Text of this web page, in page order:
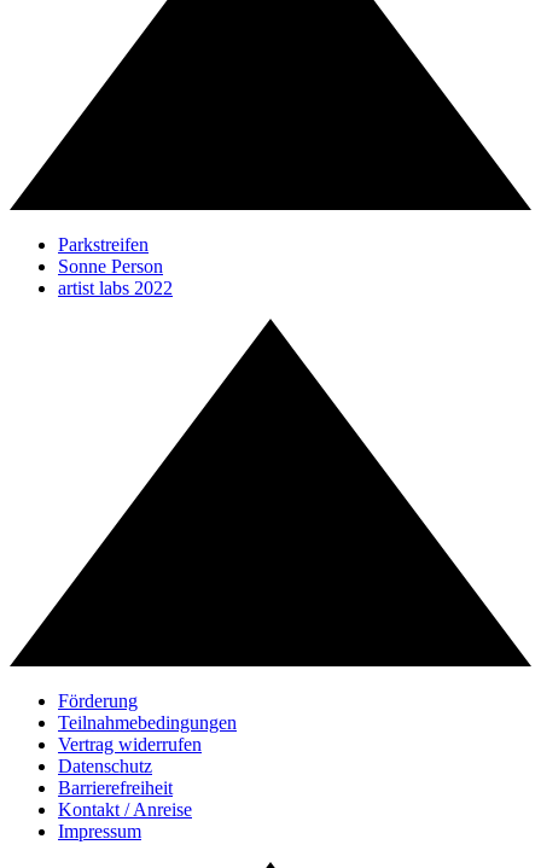
Parkstreifen
Sonne Person
artist labs 2022
Förderung
Teilnahmebedingungen
Vertrag widerrufen
Datenschutz
Barrierefreiheit
Kontakt / Anreise
Impressum